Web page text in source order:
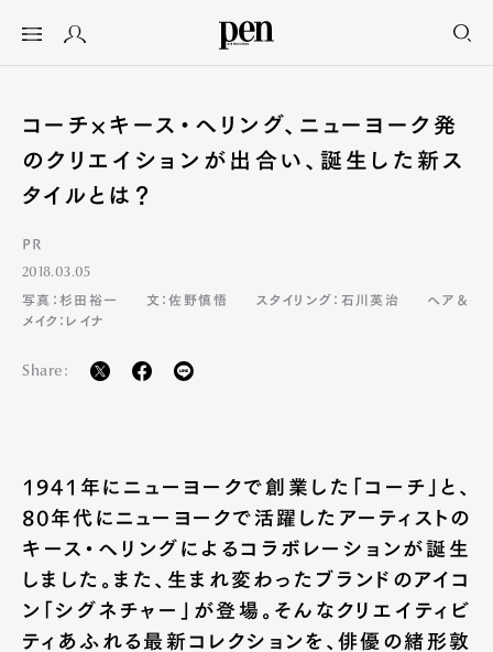
コーチ×キース・ヘリング、ニューヨーク発
のクリエイションが出合い、誕生した新ス
タイルとは？
PR
2018.03.05
写真：杉田裕一
文：佐野慎悟 スタイリング：石川英治
ヘア＆
メイク：レイナ
Share:
1941年にニューヨークで創業した「コーチ」と、
80年代にニューヨークで活躍したアーティストの
キース・ヘリングによるコラボレーションが誕生
しました。また、生まれ変わったブランドのアイコ
ン「シグネチャー」が登場。そんなクリエイティビ
ティあふれる最新コレクションを、俳優の緒形敦